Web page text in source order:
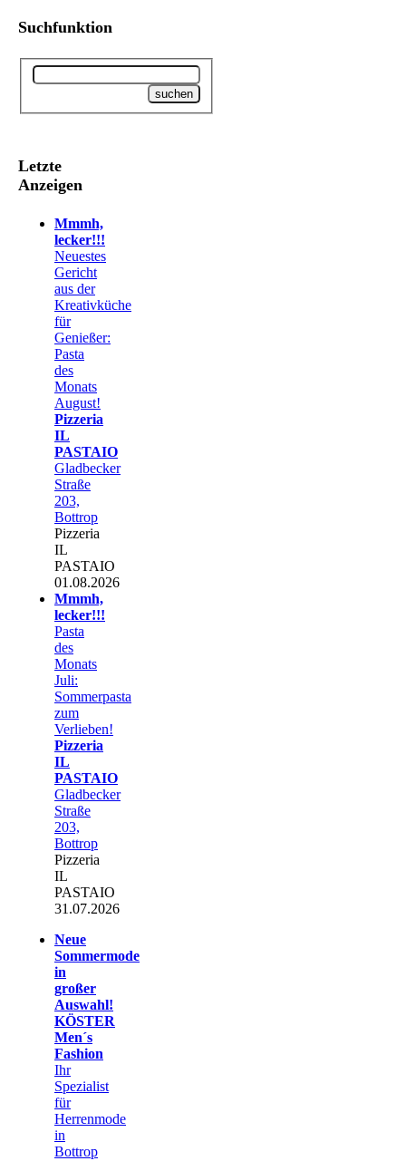
Suchfunktion
Letzte
Anzeigen
Mmmh,
lecker!!!
Neuestes
Gericht
aus der
Kreativküche
für
Genießer:
Pasta
des
Monats
August!
Pizzeria
IL
PASTAIO
Gladbecker
Straße
203,
Bottrop
Pizzeria
IL
PASTAIO
01.08.2026
Mmmh,
lecker!!!
Pasta
des
Monats
Juli:
Sommerpasta
zum
Verlieben!
Pizzeria
IL
PASTAIO
Gladbecker
Straße
203,
Bottrop
Pizzeria
IL
PASTAIO
31.07.2026
Neue
Sommermode
in
großer
Auswahl!
KÖSTER
Men´s
Fashion
Ihr
Spezialist
für
Herrenmode
in
Bottrop